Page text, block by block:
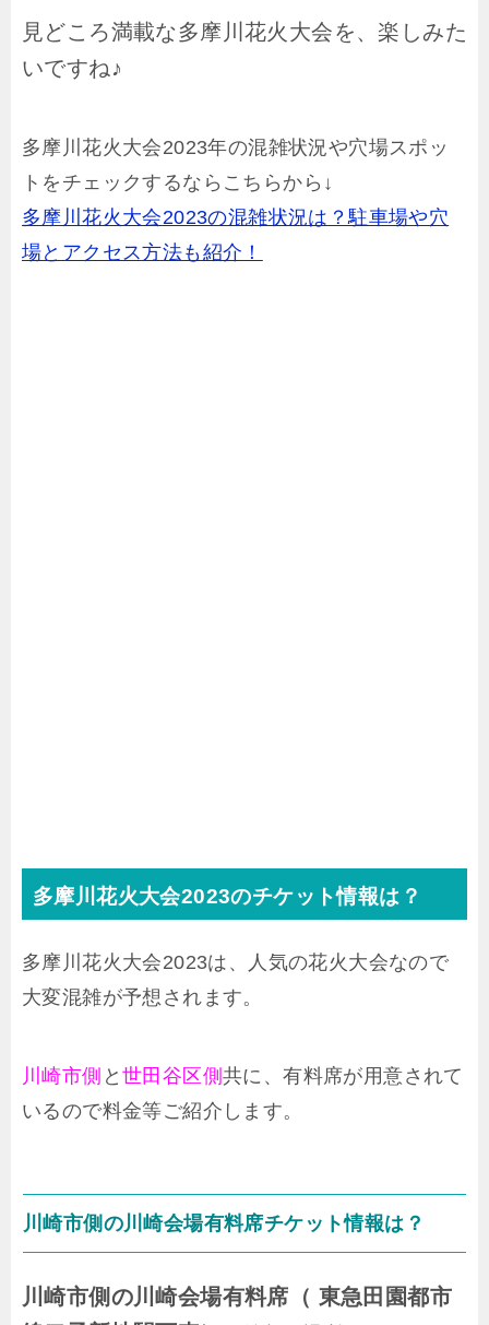
見どころ満載な多摩川花火大会を、楽しみた
いですね♪
多摩川花火大会2023年の混雑状況や穴場スポッ
トをチェックするならこちらから↓
多摩川花火大会2023の混雑状況は？駐車場や穴
場とアクセス方法も紹介！
多摩川花火大会2023のチケット情報は？
多摩川花火大会2023は、人気の花火大会なので
大変混雑が予想されます。
川崎市側 と世田谷区側共に、有料席が用意されて
いるので料金等ご紹介します。
川崎市側の川崎会場有料席チケット情報は？
川崎市側の川崎会場有料席（ 東急田園都市